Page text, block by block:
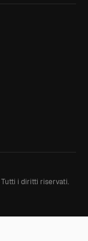
Tutti i diritti riservati.